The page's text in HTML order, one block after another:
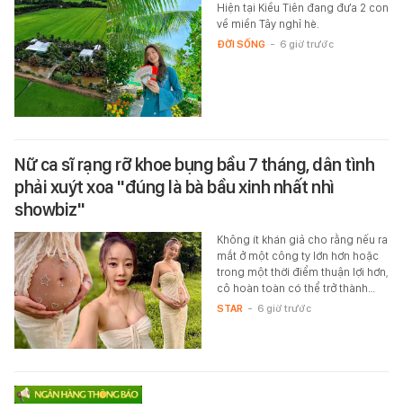
Hiện tại Kiều Tiên đang đưa 2 con
về miền Tây nghỉ hè.
ĐỜI SỐNG - 6 giờ trước
Nữ ca sĩ rạng rỡ khoe bụng bầu 7 tháng, dân tình
phải xuýt xoa "đúng là bà bầu xinh nhất nhì
showbiz"
Không ít khán giả cho rằng nếu ra
mắt ở một công ty lớn hơn hoặc
trong một thời điểm thuận lợi hơn,
cô hoàn toàn có thể trở thành…
STAR - 6 giờ trước